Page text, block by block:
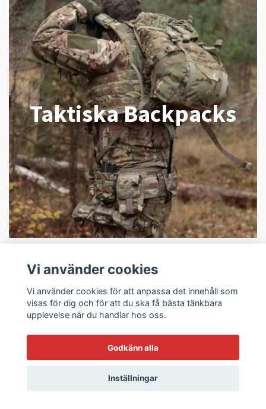
Taktiska Backpacks
Taktiska Knivar
Vi använder cookies
Vi använder cookies för att anpassa det innehåll som
visas för dig och för att du ska få bästa tänkbara
upplevelse när du handlar hos oss.
Godkänn alla
Inställningar